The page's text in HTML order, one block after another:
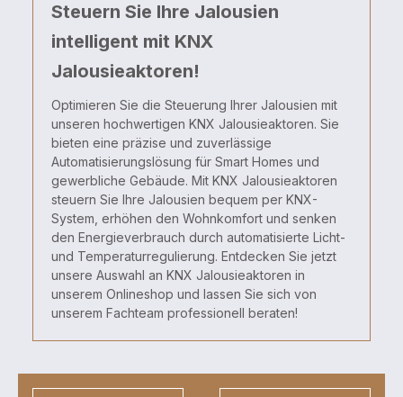
Steuern Sie Ihre Jalousien
intelligent mit KNX
Jalousieaktoren!
Optimieren Sie die Steuerung Ihrer Jalousien mit
unseren hochwertigen KNX Jalousieaktoren. Sie
bieten eine präzise und zuverlässige
Automatisierungslösung für Smart Homes und
gewerbliche Gebäude. Mit KNX Jalousieaktoren
steuern Sie Ihre Jalousien bequem per KNX-
System, erhöhen den Wohnkomfort und senken
den Energieverbrauch durch automatisierte Licht-
und Temperaturregulierung. Entdecken Sie jetzt
unsere Auswahl an KNX Jalousieaktoren in
unserem Onlineshop und lassen Sie sich von
unserem Fachteam professionell beraten!